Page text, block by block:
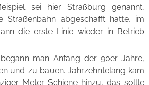
sei hier Straßburg genannt,
Straßenbahn abgeschafft hatte, im
die erste Linie wieder in Betrieb
man Anfang der 90er Jahre,
und zu bauen. Jahrzehntelang kam
Meter Schiene hinzu, das sollte